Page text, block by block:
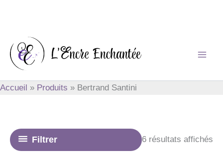
contenu
Accueil Produits Bertrand Santini
Filtrer 6 résultats affichés